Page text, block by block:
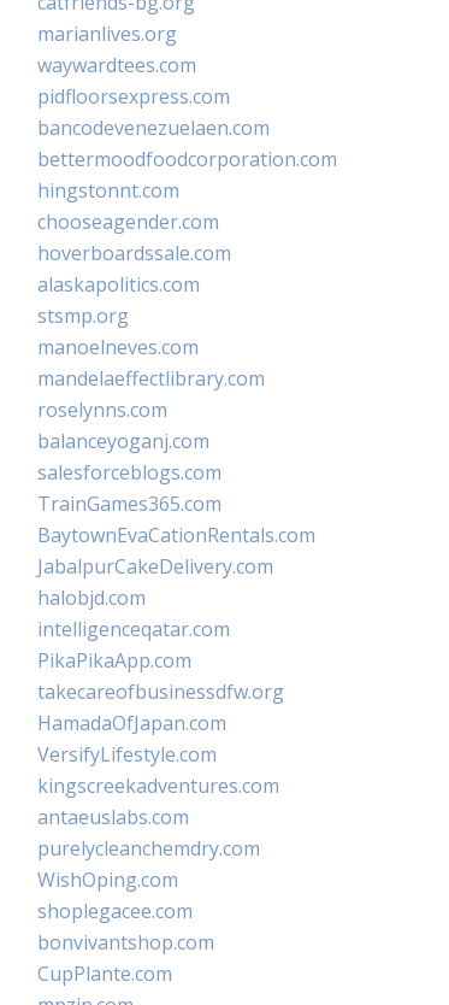
marianlives.org
waywardtees.com
pidfloorsexpress.com
bancodevenezuelaen.com
bettermoodfoodcorporation.com
hingstonnt.com
chooseagender.com
hoverboardssale.com
alaskapolitics.com
stsmp.org
manoelneves.com
mandelaeffectlibrary.com
roselynns.com
balanceyoganj.com
salesforceblogs.com
TrainGames365.com
BaytownEvaCationRentals.com
JabalpurCakeDelivery.com
halobjd.com
intelligenceqatar.com
PikaPikaApp.com
takecareofbusinessdfw.org
HamadaOfJapan.com
VersifyLifestyle.com
kingscreekadventures.com
antaeuslabs.com
purelycleanchemdry.com
WishOping.com
shoplegacee.com
bonvivantshop.com
CupPlante.com